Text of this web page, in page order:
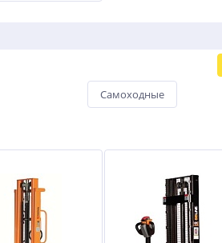
Самоходные